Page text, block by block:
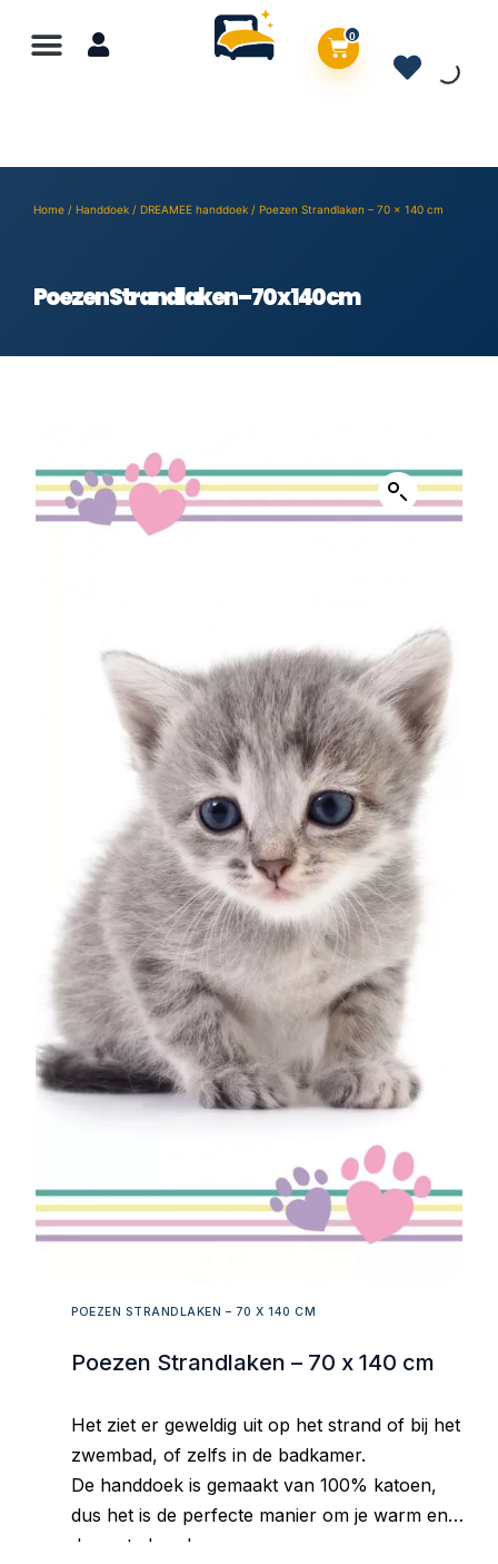
0
Home / Handdoek / DREAMEE handdoek / Poezen Strandlaken – 70 x 140 cm
Poezen Strandlaken – 70 x 140 cm
POEZEN STRANDLAKEN – 70 X 140 CM
Poezen Strandlaken – 70 x 140 cm
Het ziet er geweldig uit op het strand of bij het
zwembad, of zelfs in de badkamer.
De handdoek is gemaakt van 100% katoen,
dus het is de perfecte manier om je warm en
droog te houden.